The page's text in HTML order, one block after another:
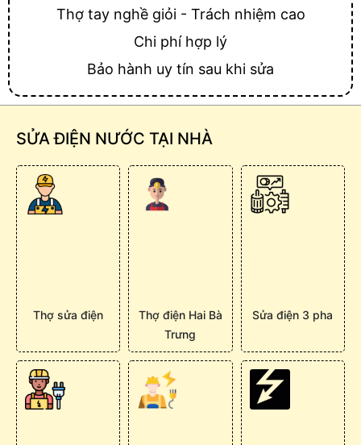
Thợ tay nghề giỏi - Trách nhiệm cao
Chi phí hợp lý
Bảo hành uy tín sau khi sửa
SỬA ĐIỆN NƯỚC TẠI NHÀ
Thợ sửa điện
Thợ điện Hai Bà
Trưng
Sửa điện 3 pha